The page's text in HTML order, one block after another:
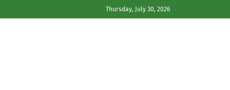
Thursday, July 30, 2026